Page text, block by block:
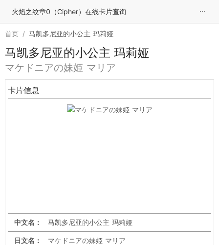
火焰之纹章0（Cipher）在线卡片查询 ···
首页 / 马凯多尼亚的小公主 玛莉娅
马凯多尼亚的小公主 玛莉娅
マケドニアの妹姫 マリア
卡片信息
中文名： 马凯多尼亚的小公主 玛莉娅
日文名： マケドニアの妹姫 マリア